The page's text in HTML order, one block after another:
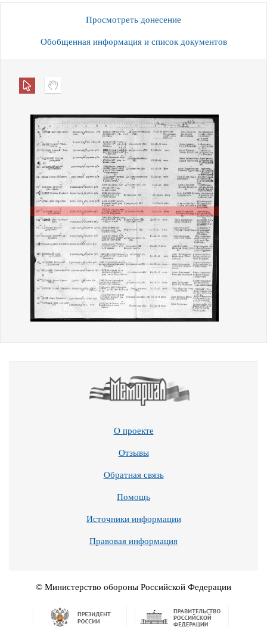
Просмотреть донесение
Обобщенная информация и список документов
О проекте
Отзывы
Обратная связь
Помощь
Источники информации
Правовая информация
© Министерство обороны Российской Федерации